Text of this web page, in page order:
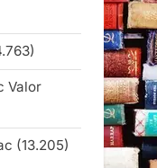
Valor
(13.205)